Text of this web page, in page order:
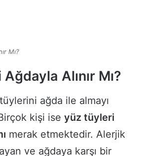
Mı?
Alınır Mı?
ağda ile almayı
kişi ise yüz tüyleri
merak etmektedir. Alerjik
ve ağdaya karşı bir